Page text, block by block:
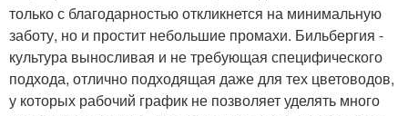
только с благодарностью откликнется на минимальную
заботу, но и простит небольшие промахи. Бильбергия -
культура выносливая и не требующая специфического
подхода, отлично подходящая даже для тех цветоводов,
у которых рабочий график не позволяет уделять много